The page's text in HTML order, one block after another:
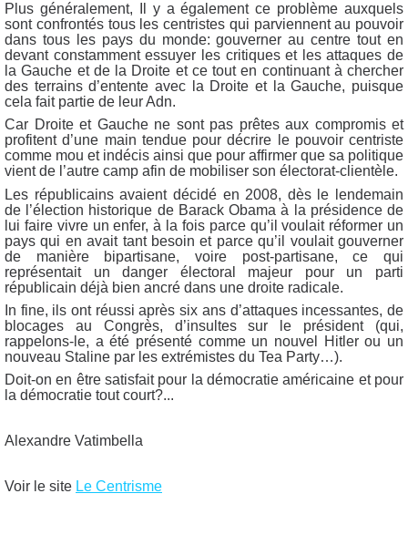
Plus généralement, Il y a également ce problème auxquels
sont confrontés tous les centristes qui parviennent au pouvoir
dans tous les pays du monde: gouverner au centre tout en
devant constamment essuyer les critiques et les attaques de
la Gauche et de la Droite et ce tout en continuant à chercher
des terrains d’entente avec la Droite et la Gauche, puisque
cela fait partie de leur Adn.
Car Droite et Gauche ne sont pas prêtes aux compromis et
profitent d’une main tendue pour décrire le pouvoir centriste
comme mou et indécis ainsi que pour affirmer que sa politique
vient de l’autre camp afin de mobiliser son électorat-clientèle.
Les républicains avaient décidé en 2008, dès le lendemain
de l’élection historique de Barack Obama à la présidence de
lui faire vivre un enfer, à la fois parce qu’il voulait réformer un
pays qui en avait tant besoin et parce qu’il voulait gouverner
de manière bipartisane, voire post-partisane, ce qui
représentait un danger électoral majeur pour un parti
républicain déjà bien ancré dans une droite radicale.
In fine, ils ont réussi après six ans d’attaques incessantes, de
blocages au Congrès, d’insultes sur le président (qui,
rappelons-le, a été présenté comme un nouvel Hitler ou un
nouveau Staline par les extrémistes du Tea Party…).
Doit-on en être satisfait pour la démocratie américaine et pour
la démocratie tout court?...
Alexandre Vatimbella
Voir le site Le Centrisme